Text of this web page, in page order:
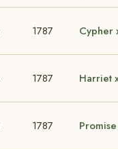
1787 Cypher
1787 Harriet
1787